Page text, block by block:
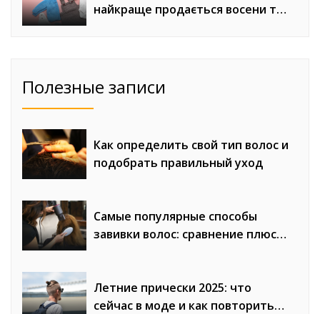
найкраще продається восени та
Полезные записи
Как определить свой тип волос и
подобрать правильный уход
Самые популярные способы
завивки волос: сравнение плюсов
Летние прически 2025: что
сейчас в моде и как повторить